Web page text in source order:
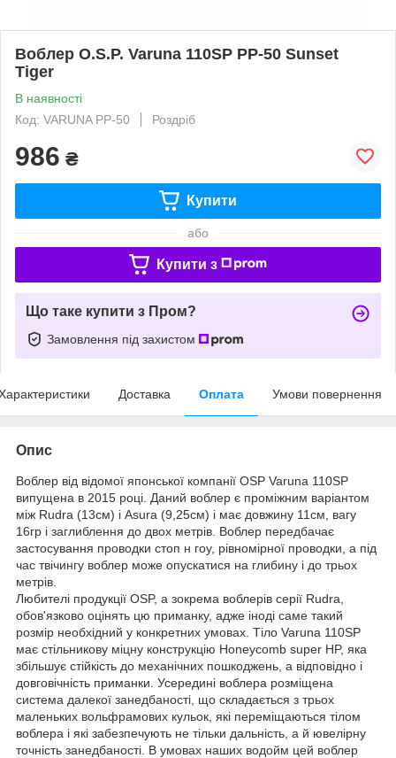
Воблер O.S.P. Varuna 110SP PP-50 Sunset
Tiger
В наявності
Код: VARUNA PP-50
Роздріб
986 ₴
Купити
або
Купити з
Що таке купити з Пром?
Замовлення під захистом
Доставка Оплата Умови повернення
Опис
Воблер від відомої японської компанії OSP Varuna 110SP
випущена в 2015 році. Даний воблер є проміжним варіантом
між Rudra (13см) і Asura (9,25см) і має довжину 11см, вагу
16гр і заглиблення до двох метрів. Воблер передбачає
застосування проводки стоп н гоу, рівномірної проводки, а під
час твічингу воблер може опускатися на глибину і до трьох
метрів.
Любителі продукції OSP, а зокрема воблерів серії Rudra,
обов'язково оцінять цю приманку, адже іноді саме такий
розмір необхідний у конкретних умовах. Тіло Varuna 110SP
має стільникову міцну конструкцію Honeycomb super HP, яка
збільшує стійкість до механічних пошкоджень, а відповідно і
довговічність приманки. Усередині воблера розміщена
система далекої занедбаності, що складається з трьох
маленьких вольфрамових кульок, які переміщаються тілом
воблера і які забезпечують не тільки дальність, а й ювелірну
точність занедбаності. В умовах наших водойм цей воблер